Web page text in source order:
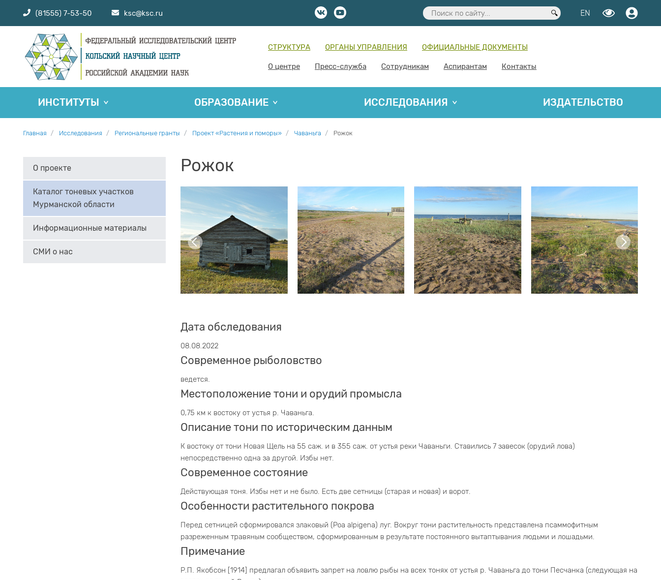
(81555) 7-53-50 ksc@ksc.ru EN
СТРУКТУРА ОРГАНЫ УПРАВЛЕНИЯ ОФИЦИАЛЬНЫЕ ДОКУМЕНТЫ
О центре Пресс-служба Сотрудникам Аспирантам Контакты
ИНСТИТУТЫ ОБРАЗОВАНИЕ ИССЛЕДОВАНИЯ ИЗДАТЕЛЬСТВО
Главная Исследования Региональные гранты Проект «Растения и поморы» Чаваньга Рожок
О проекте
Каталог тоневых участков
Мурманской области
Информационные материалы
СМИ о нас
Рожок
Дата обследования
08.08.2022
Современное рыболовство
ведется.
Местоположение тони и орудий промысла
0,75 км к востоку от устья р. Чаваньга.
Описание тони по историческим данным
К востоку от тони Новая Щель на 55 саж. и в 355 саж. от устья реки Чаваньги. Ставились 7 завесок (орудий лова)
непосредственно одна за другой. Избы нет.
Современное состояние
Действующая тоня. Избы нет и не было. Есть две сетницы (старая и новая) и ворот.
Особенности растительного покрова
Перед сетницей сформировался злаковый (Poa alpigena) луг. Вокруг тони растительность представлена псаммофитным
разреженным травяным сообществом, сформированным в результате постоянного вытаптывания людьми и лошадьми.
Примечание
Р.П. Якобсон [1914] предлагал объявить запрет на ловлю рыбы на всех тонях от устья р. Чаваньга до тони Песчанка (следующая на